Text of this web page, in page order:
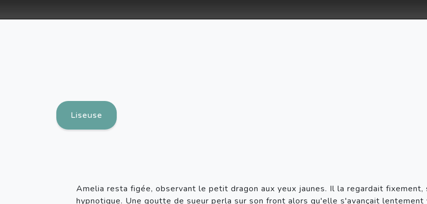
Liseuse
Amelia resta figée, observant le petit dragon aux yeux jaunes. Il la regardait
hypnotique. Une goutte de sueur perla sur son front alors qu'elle s'avançait